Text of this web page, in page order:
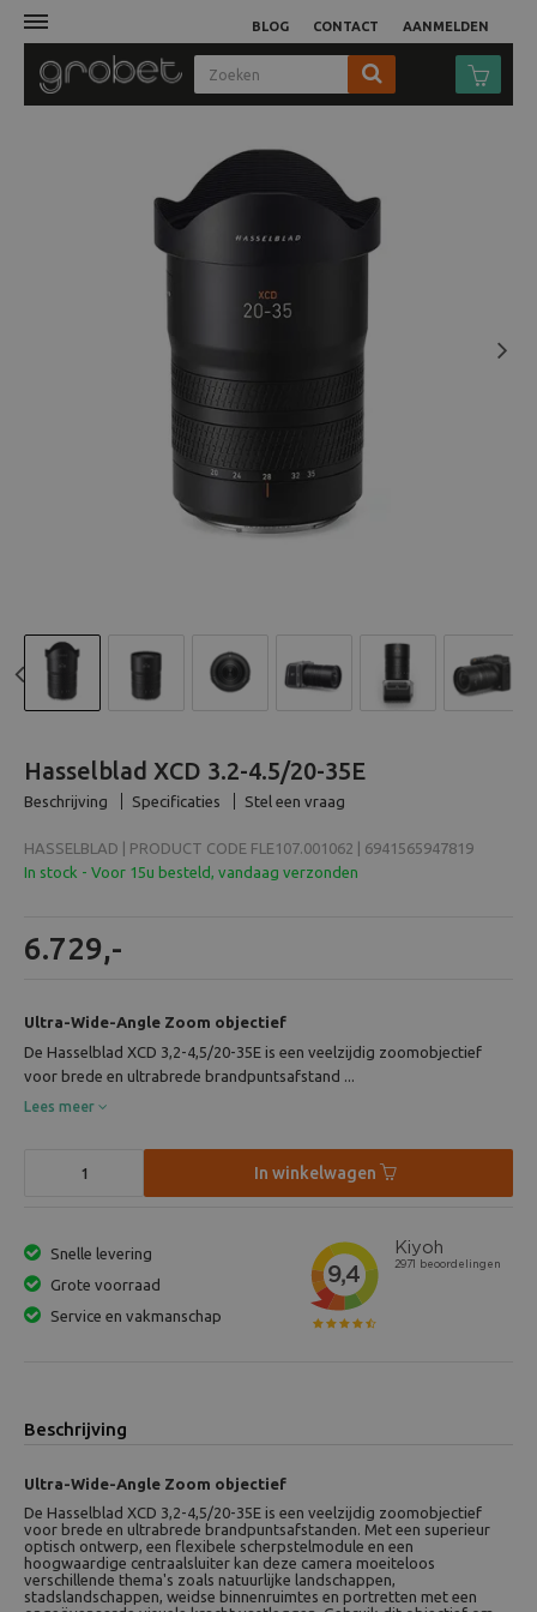
AANMELDEN
BLOG CONTACT
Previous
Hasselblad XCD 3.2-4.5/20-35E
Beschrijving Specificaties Stel een vraag
HASSELBLAD | PRODUCT CODE FLE107.001062 | 6941565947819
In stock - Voor 15u besteld, vandaag verzonden
6.729,-
Ultra-Wide-Angle Zoom objectief
De Hasselblad XCD 3,2-4,5/20-35E is een veelzijdig zoomobjectief
voor brede en ultrabrede brandpuntsafstand ...
Lees meer
In winkelwagen
Snelle levering
Grote voorraad
Service en vakmanschap
Beschrijving
Ultra-Wide-Angle Zoom objectief
De Hasselblad XCD 3,2-4,5/20-35E is een veelzijdig zoomobjectief
voor brede en ultrabrede brandpuntsafstanden. Met een superieur
optisch ontwerp, een flexibele scherpstelmodule en een
hoogwaardige centraalsluiter kan deze camera moeiteloos
verschillende thema's zoals natuurlijke landschappen,
stadslandschappen, weidse binnenruimtes en portretten met een